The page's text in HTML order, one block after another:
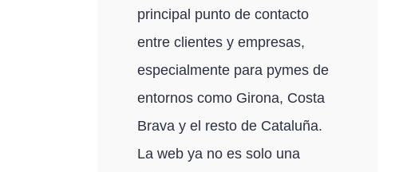
principal punto de contacto
entre clientes y empresas,
especialmente para pymes de
entornos como Girona, Costa
Brava y el resto de Cataluña.
La web ya no es solo una